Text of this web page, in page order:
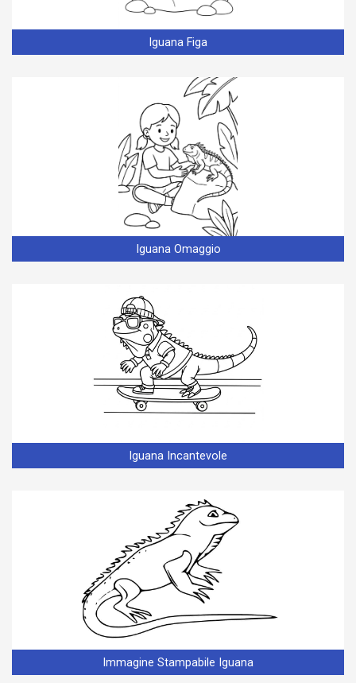
Iguana Figa
Iguana Omaggio
Iguana Incantevole
Immagine Stampabile Iguana